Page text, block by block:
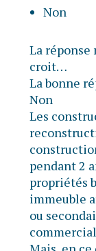
Non
La réponse
croit…
La bonne
Non
Les
pendant 2
propriétés
immeuble
ou